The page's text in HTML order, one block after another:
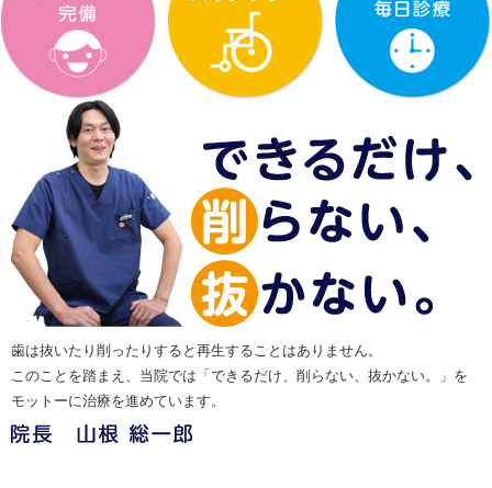
歯は抜いたり削ったりすると再生することはありません。
このことを踏まえ、当院では「できるだけ、削らない、抜かない。」を
モットーに治療を進めています。